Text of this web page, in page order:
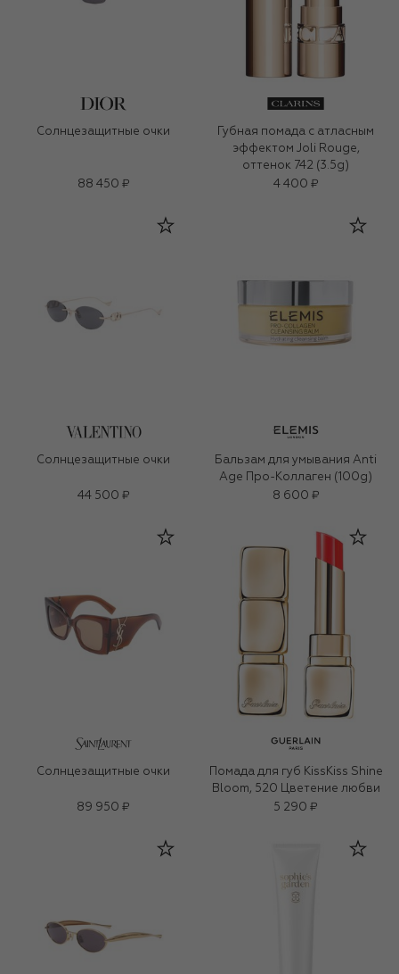
Солнцезащитные очки
88 450 ₽
Губная помада с атласным
эффектом Joli Rouge,
оттенок 742 (3.5g)
4 400 ₽
Солнцезащитные очки
44 500 ₽
Бальзам для умывания Anti
Age Про-Коллаген (100g)
8 600 ₽
Солнцезащитные очки
89 950 ₽
Помада для губ KissKiss Shine
Bloom, 520 Цветение любви
5 290 ₽